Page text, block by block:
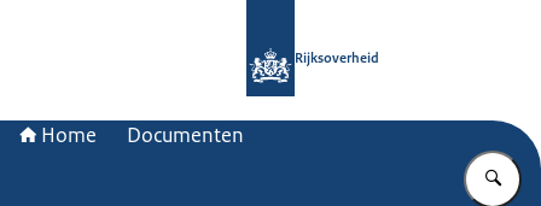
Rijksoverheid
Home Documenten